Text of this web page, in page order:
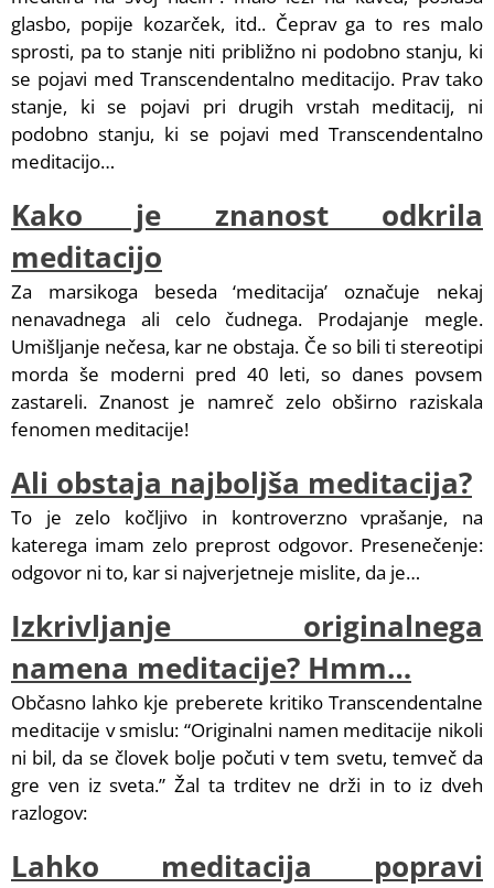
glasbo, popije kozarček, itd.. Čeprav ga to res malo
sprosti, pa to stanje niti približno ni podobno stanju, ki
se pojavi med Transcendentalno meditacijo. Prav tako
stanje, ki se pojavi pri drugih vrstah meditacij, ni
podobno stanju, ki se pojavi med Transcendentalno
meditacijo…
Kako je znanost odkrila
meditacijo
Za marsikoga beseda ‘meditacija’ označuje nekaj
nenavadnega ali celo čudnega. Prodajanje megle.
Umišljanje nečesa, kar ne obstaja. Če so bili ti stereotipi
morda še moderni pred 40 leti, so danes povsem
zastareli. Znanost je namreč zelo obširno raziskala
fenomen meditacije!
Ali obstaja najboljša meditacija?
To je zelo kočljivo in kontroverzno vprašanje, na
katerega imam zelo preprost odgovor. Presenečenje:
odgovor ni to, kar si najverjetneje mislite, da je…
Izkrivljanje originalnega
namena meditacije? Hmm…
Občasno lahko kje preberete kritiko Transcendentalne
meditacije v smislu: “Originalni namen meditacije nikoli
ni bil, da se človek bolje počuti v tem svetu, temveč da
gre ven iz sveta.” Žal ta trditev ne drži in to iz dveh
razlogov:
Lahko meditacija popravi